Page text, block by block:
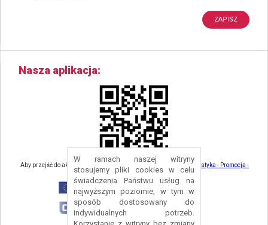
W ramach naszej witryny
stosujemy pliki cookies w celu
świadczenia Państwu usług na
najwyższym poziomie, w tym w
sposób dostosowany do
indywidualnych potrzeb.
Nasza aplikacja
Aby przejść do aktualności związanych z turystyką - kliknij tu:
Turystyka - Promocja -
Strefa Turysty - Gmina Nowa Ruda